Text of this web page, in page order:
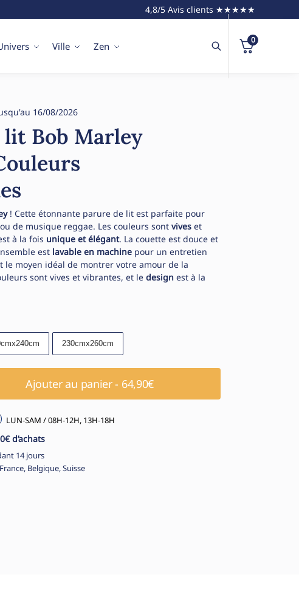
4,8/5 Avis clients ★★★★★
Ville Zen
0
16/08/2026
lit Bob Marley
! Cette étonnante parure de lit est parfaite pour
de musique reggae. Les couleurs sont viveset
à la fois unique et élégant. La couette est douce et
est lavable en machinepour un entretien
le moyen idéal de montrer votre amour de la
sont vives et vibrantes, et le design est à la
230cmx260cm
Ajouter au panier - 64,90€
LUN-SAM / 08H-12H, 13H-18H
d’achats
14 jours
Belgique, Suisse